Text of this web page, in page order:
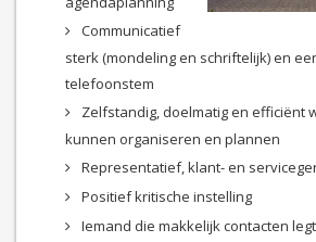
Communicatief
sterk (mondeling en schriftelijk) en
telefoonstem
Zelfstandig, doelmatig en efficiënt
kunnen organiseren en plannen
Representatief, klant- en
Positief kritische instelling
Iemand die makkelijk contacten legt